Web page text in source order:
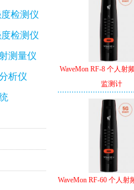
检测仪
检测仪
测量仪
析仪
WaveMon RF-8 个人射
监测计
WaveMon RF-60 个人射